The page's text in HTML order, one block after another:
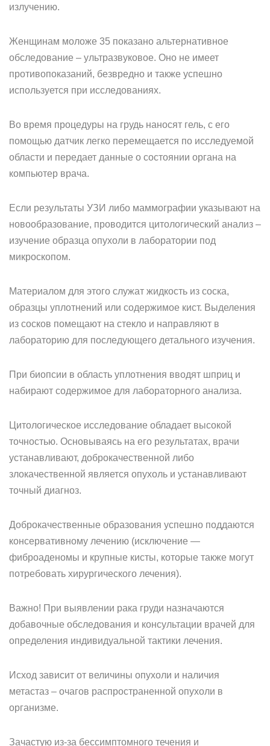
излучению.
Женщинам моложе 35 показано альтернативное
обследование – ультразвуковое. Оно не имеет
противопоказаний, безвредно и также успешно
используется при исследованиях.
Во время процедуры на грудь наносят гель, с его
помощью датчик легко перемещается по исследуемой
области и передает данные о состоянии органа на
компьютер врача.
Если результаты УЗИ либо маммографии указывают на
новообразование, проводится цитологический анализ –
изучение образца опухоли в лаборатории под
микроскопом.
Материалом для этого служат жидкость из соска,
образцы уплотнений или содержимое кист. Выделения
из сосков помещают на стекло и направляют в
лабораторию для последующего детального изучения.
При биопсии в область уплотнения вводят шприц и
набирают содержимое для лабораторного анализа.
Цитологическое исследование обладает высокой
точностью. Основываясь на его результатах, врачи
устанавливают, доброкачественной либо
злокачественной является опухоль и устанавливают
точный диагноз.
Доброкачественные образования успешно поддаются
консервативному лечению (исключение —
фиброаденомы и крупные кисты, которые также могут
потребовать хирургического лечения).
Важно! При выявлении рака груди назначаются
добавочные обследования и консультации врачей для
определения индивидуальной тактики лечения.
Исход зависит от величины опухоли и наличия
метастаз – очагов распространенной опухоли в
организме.
Зачастую из-за бессимптомного течения и